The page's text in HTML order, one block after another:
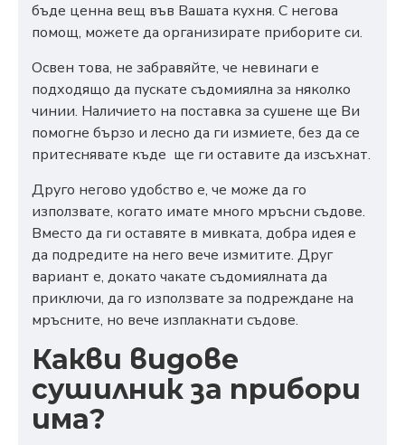
бъде ценна вещ във Вашата кухня. С негова
помощ, можете да организирате приборите си.
Освен това, не забравяйте, че невинаги е
подходящо да пускате съдомиялна за няколко
чинии. Наличието на поставка за сушене ще Ви
помогне бързо и лесно да ги измиете, без да се
притеснявате къде ще ги оставите да изсъхнат.
Друго негово удобство е, че може да го
използвате, когато имате много мръсни съдове.
Вместо да ги оставяте в мивката, добра идея е
да подредите на него вече измитите. Друг
вариант е, докато чакате съдомиялната да
приключи, да го използвате за подреждане на
мръсните, но вече изплакнати съдове.
Какви видове
сушилник за прибори
има?